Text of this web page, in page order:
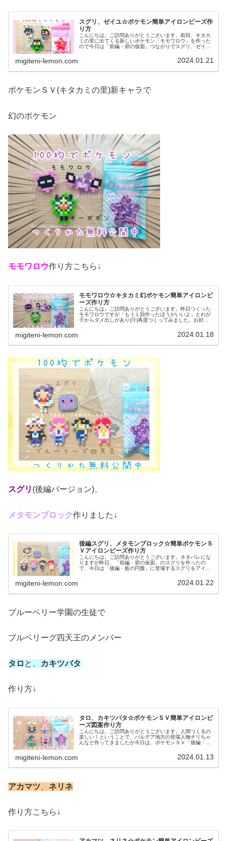
スグリ、ゼイユ☆ポケモン簡単アイロンビーズ作
り方
こんにちは。ご訪問ありがとうございます。前回、キタカ
ミの里に出てくる新しいポケモン「モモワロウ」を作った
ので今日は「前編・碧の仮面」つながりでスグリ、ゼイユ
migiteni-lemon.com 2024.01.21
ポケモンＳＶ(キタカミの里)新キャラで
幻のポケモン
モモワロウ作り方こちら↓
モモワロウ☆キタカミ幻ポケモン簡単アイロンビ
ーズ作り方
こんにちは。ご訪問ありがとうございます。昨日つくった
モモワロウですが「もう１回作ったほうがいいよ」とわが
子からダメ出しがあり(汗)再度つくってみました。お好み
migiteni-lemon.com 2024.01.18
スグリ (後編バージョン)、
メタモンブロック作りました↓
後編スグリ、メタモンブロック☆簡単ポケモンＳ
Ｖアイロンビーズ作り方
こんにちは。ご訪問ありがとうございます。ネタバレにな
りますが昨日、「前編・碧の仮面」のスグリを作ったの
で、今日は「後編・藍の円盤」に登場するスグリをアイロ
migiteni-lemon.com 2024.01.22
ブルーベリー学園の生徒で
ブルベリーグ四天王のメンバー
タロ と、 カキツバタ
作り方↓
タロ、カキツバタ☆ポケモンＳＶ簡単アイロンビ
ーズ図案作り方
こんにちは。ご訪問ありがとうございます。人間つくるの
楽しい！ということで、パルデア地方の登場人物チリちゃ
んなど作ってきましたが今日は、ポケモンＳＶ「後編・藍
migiteni-lemon.com 2024.01.13
アカマツ ネリネ
作り方こちら↓